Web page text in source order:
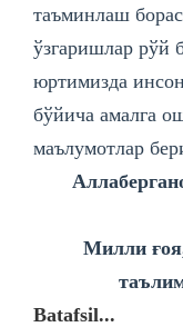
таъминлаш
ўзгаришлар рўй
юртимизда
бўйича амалга
маълумотлар
Милли
Batafsil...